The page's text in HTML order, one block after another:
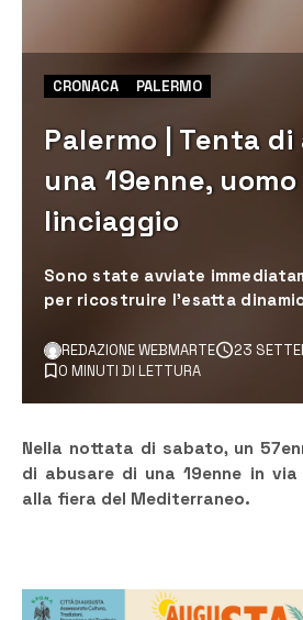
CRONACA PALERMO
Palermo | Tenta
una 19enne,
linciaggio
Sono state avviate
per ricostruire l’esatta
REDAZIONE WEBMARTE 23
0 MINUTI DI LETTURA
Nella nottata di sabato, un
di abusare di una 19enne in
alla fiera del Mediterraneo.